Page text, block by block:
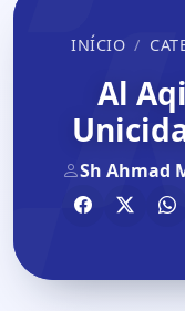
INÍCIO
Al
Sh Ahmad